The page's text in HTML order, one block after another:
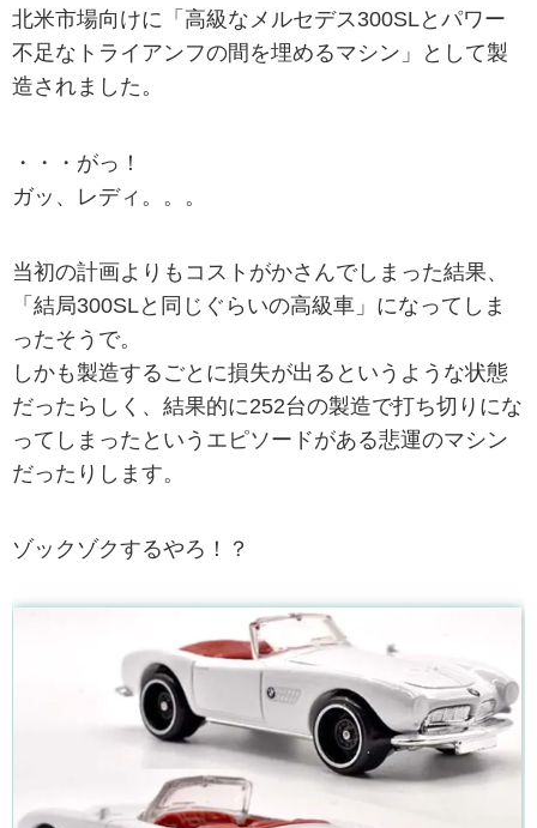
北米市場向けに「高級なメルセデス300SLとパワー
不足なトライアンフの間を埋めるマシン」として製
造されました。
・・・がっ！
ガッ、レディ。。。
当初の計画よりもコストがかさんでしまった結果、
「結局300SLと同じぐらいの高級車」になってしま
ったそうで。
しかも製造するごとに損失が出るというような状態
だったらしく、結果的に252台の製造で打ち切りにな
ってしまったというエピソードがある悲運のマシン
だったりします。
ゾックゾクするやろ！？